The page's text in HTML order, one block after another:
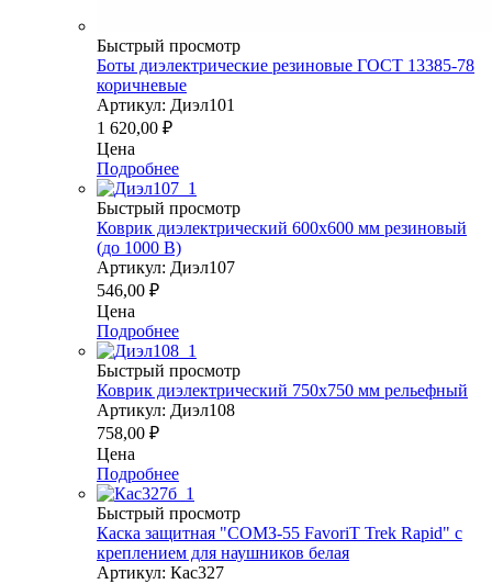
Быстрый просмотр
Боты диэлектрические резиновые ГОСТ 13385-78
коричневые
Артикул: Диэл101
1 620,00 ₽
Цена
Подробнее
Быстрый просмотр
Коврик диэлектрический 600х600 мм резиновый
(до 1000 В)
Артикул: Диэл107
546,00 ₽
Цена
Подробнее
Быстрый просмотр
Коврик диэлектрический 750х750 мм рельефный
Артикул: Диэл108
758,00 ₽
Цена
Подробнее
Быстрый просмотр
Каска защитная "СОМЗ-55 FavoriT Trek Rapid" с
креплением для наушников белая
Артикул: Кас327